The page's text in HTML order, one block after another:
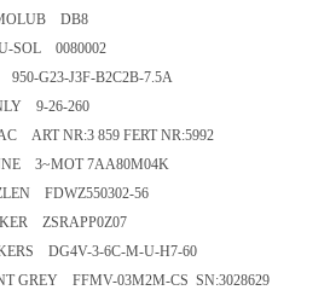
DB8
SOL 0080002
950-G23-J3F-B2C2B-7.5A
9-26-260
ART NR:3 859 FERT NR:5992
3~MOT 7AA80M04K
FDWZ550302-56
ZSRAPP0Z07
DG4V-3-6C-M-U-H7-60
GREY FFMV-03M2M-CS SN:3028629